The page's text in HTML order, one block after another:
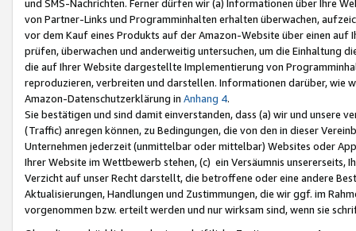
und SMS-Nachrichten. Ferner dürfen wir (a) Informationen über Ihre
von Partner-Links und Programminhalten erhalten überwachen,
vor dem Kauf eines Produkts auf der Amazon-Website über einen
prüfen, überwachen und anderweitig untersuchen, um die Einhaltung
die auf Ihrer Website dargestellte Implementierung von
reproduzieren, verbreiten und darstellen. Informationen darüber, wie
Amazon-Datenschutzerklärung in Anhang 4.
Sie bestätigen und sind damit einverstanden, dass (a) wir und
(Traffic) anregen können, zu Bedingungen, die von den in dieser
Unternehmen jederzeit (unmittelbar oder mittelbar) Websites oder
Ihrer Website im Wettbewerb stehen, (c) ein Versäumnis unsererseits,
Verzicht auf unser Recht darstellt, die betroffene oder eine andere
Aktualisierungen, Handlungen und Zustimmungen, die wir ggf. im
vorgenommen bzw. erteilt werden und nur wirksam sind, wenn sie